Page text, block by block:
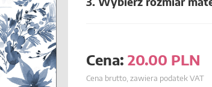
Cena: 20.00 PLN
Cena brutto, zawiera podatek VAT